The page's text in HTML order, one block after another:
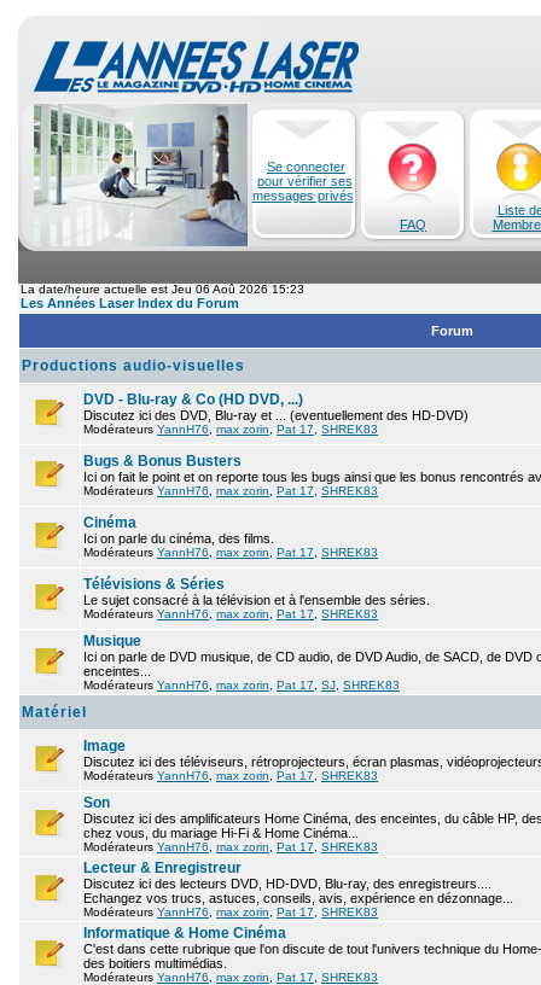
Se connecter
pour vérifier ses
messages privés
FAQ
Liste
La date/heure actuelle est Jeu 06 Aoû 2026 15:23
Les Années Laser Index du Forum
Forum
Productions audio-visuelles
DVD - Blu-ray & Co (HD DVD, ...)
Discutez ici des DVD, Blu-ray et ... (eventuellement des HD-DVD)
Modérateurs YannH76 max zorin Pat 17 SHREK83
Bugs & Bonus Busters
Ici on fait le point et on reporte tous les bugs ainsi que les bonus rencontrés
Modérateurs YannH76 max zorin Pat 17 SHREK83
Cinéma
Ici on parle du cinéma, des films.
Modérateurs YannH76 max zorin Pat 17 SHREK83
Télévisions & Séries
Le sujet consacré à la télévision et à l'ensemble des séries.
Modérateurs YannH76 max zorin Pat 17 SHREK83
Musique
Ici on parle de DVD musique, de CD audio, de DVD Audio, de SACD, de
enceintes...
Modérateurs YannH76 max zorin Pat 17 SJ SHREK83
Matériel
Image
Discutez ici des téléviseurs, rétroprojecteurs, écran plasmas,
Modérateurs YannH76 max zorin Pat 17 SHREK83
Son
Discutez ici des amplificateurs Home Cinéma, des enceintes, du câble HP,
chez vous, du mariage Hi-Fi & Home Cinéma...
Modérateurs YannH76 max zorin Pat 17 SHREK83
Lecteur & Enregistreur
Discutez ici des lecteurs DVD, HD-DVD, Blu-ray, des enregistreurs....
Echangez vos trucs, astuces, conseils, avis, expérience en dézonnage...
Modérateurs YannH76 max zorin Pat 17 SHREK83
Informatique & Home Cinéma
C'est dans cette rubrique que l'on discute de tout l'univers technique du
des boitiers multimédias.
Modérateurs YannH76 max zorin Pat 17 SHREK83